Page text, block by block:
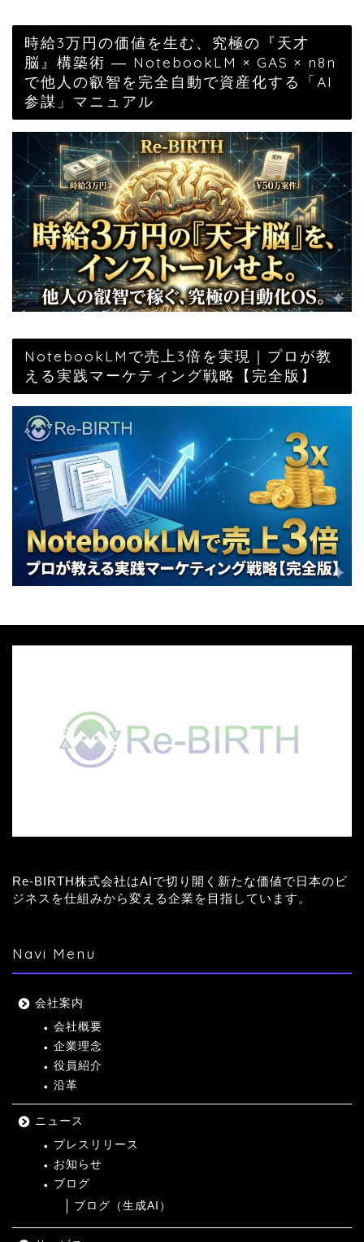
時給3万円の価値を生む、究極の『天才
脳』構築術 ― NotebookLM × GAS × n8n
で他人の叡智を完全自動で資産化する「AI
参謀」マニュアル
NotebookLMで売上3倍を実現｜プロが教
える実践マーケティング戦略【完全版】
Re-BIRTH株式会社はAIで切り開く新たな価値で日本のビ
ジネスを仕組みから変える企業を目指しています。
Navi Menu
会社案内
会社概要
企業理念
役員紹介
沿革
ニュース
プレスリリース
お知らせ
ブログ
ブログ（生成AI）